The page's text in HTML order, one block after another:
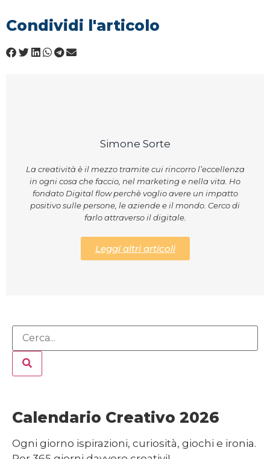
Condividi l'articolo
Simone Sorte
La creatività è il mezzo tramite cui rincorro l’eccellenza
in ogni cosa che faccio, nel marketing e nella vita. Ho
fondato Digital flow perchè voglio avere un impatto
positivo sulle persone, le aziende e il mondo. Cerco di
farlo attraverso il digitale.
Leggi altri articoli
Calendario Creativo 2026
Ogni giorno ispirazioni, curiosità, giochi e ironia.